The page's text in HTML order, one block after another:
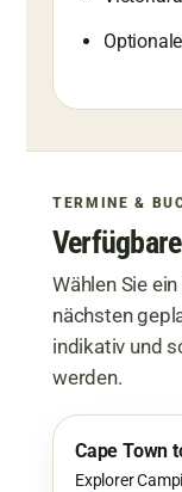
TERMINE &
Wählen Sie
nächsten
indikativ und
werden.
Cape Town
Explorer